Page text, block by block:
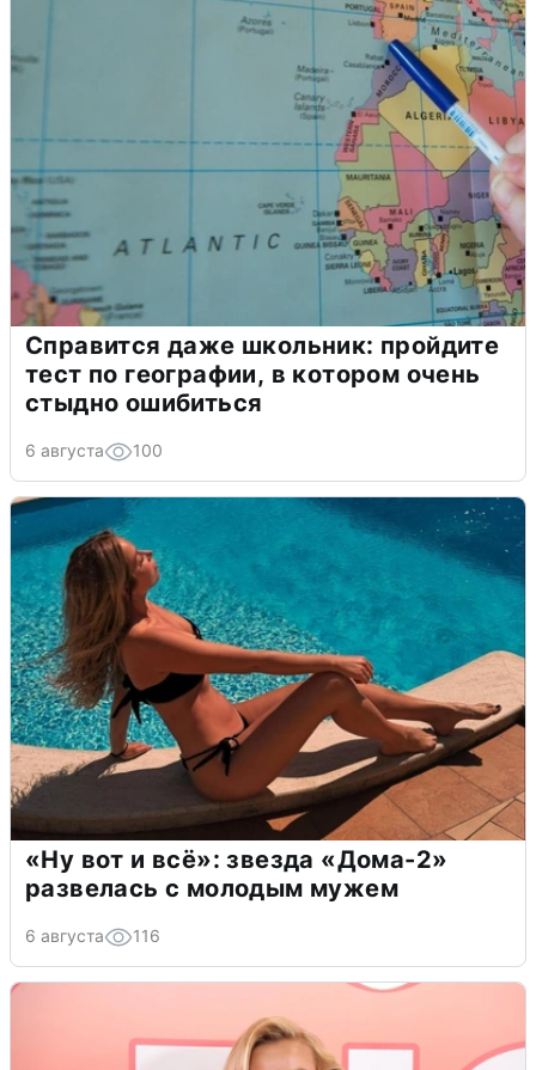
Справится даже школьник: пройдите
тест по географии, в котором очень
стыдно ошибиться
6 августа 100
«Ну вот и всё»: звезда «Дома-2»
развелась с молодым мужем
6 августа 116